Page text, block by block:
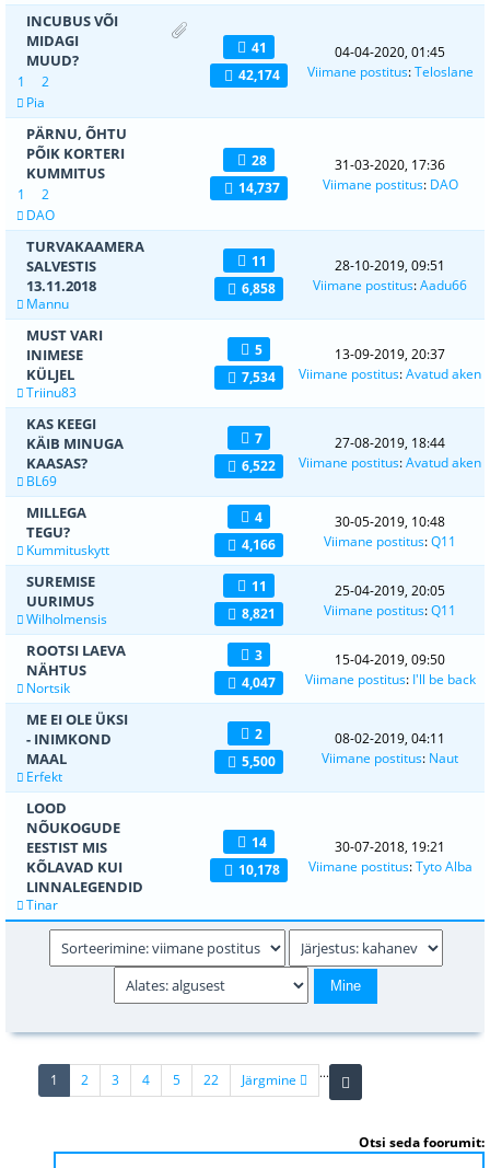
INCUBUS VÕI
MIDAGI
MUUD?
1
2
Pia
41
42,174
04-04-2020, 01:45
Viimane postitus:Teloslane
PÄRNU, ÕHTU
PÕIK KORTERI
KUMMITUS
1
2
DAO
28
14,737
31-03-2020, 17:36
Viimane postitus: DAO
TURVAKAAMERA
SALVESTIS
13.11.2018
Mannu
11
6,858
28-10-2019, 09:51
Viimane postitus:Aadu66
MUST VARI
INIMESE
KÜLJEL
Triinu83
5
7,534
13-09-2019, 20:37
Viimane postitus:Avatud aken
KAS KEEGI
KÄIB MINUGA
KAASAS?
BL69
7
6,522
27-08-2019, 18:44
Viimane postitus:Avatud aken
MILLEGA
TEGU?
Kummituskytt
4
4,166
30-05-2019, 10:48
Viimane postitus:Q11
SUREMISE
UURIMUS
Wilholmensis
11
8,821
25-04-2019, 20:05
Viimane postitus:Q11
ROOTSI LAEVA
NÄHTUS
Nortsik
3
4,047
15-04-2019, 09:50
Viimane postitus: I'll be back
ME EI OLE ÜKSI
- INIMKOND
MAAL
Erfekt
2
5,500
08-02-2019, 04:11
Viimane postitus: Naut
LOOD
NÕUKOGUDE
EESTIST MIS
KÕLAVAD KUI
LINNALEGENDID
Tinar
14
10,178
30-07-2018, 19:21
Viimane postitus:Tyto Alba
1 (current)
2 3 4 5 ...
22 Järgmine
Otsi seda foorumit: